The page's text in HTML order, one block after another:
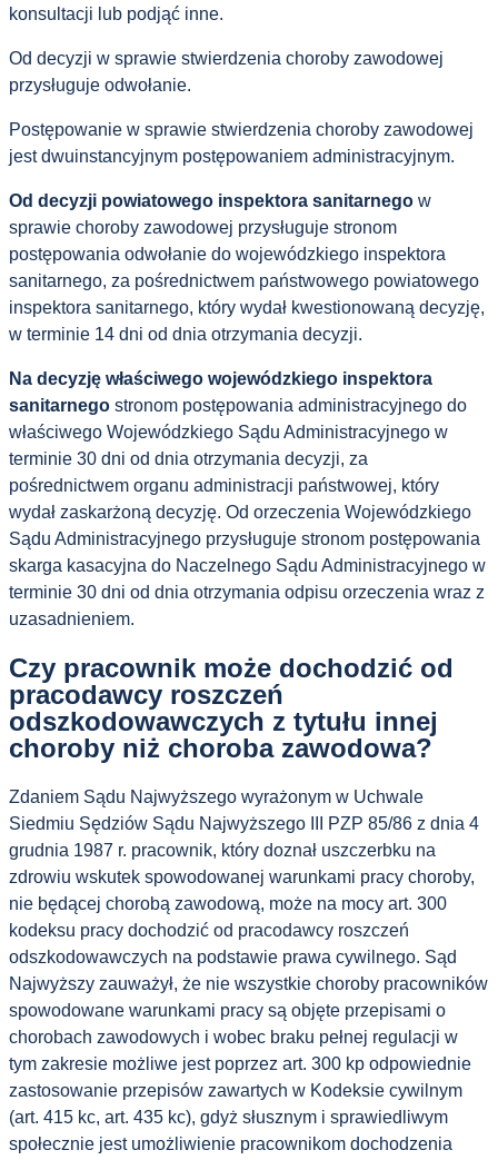
konsultacji lub podjąć inne.
Od decyzji w sprawie stwierdzenia choroby zawodowej
przysługuje odwołanie.
Postępowanie w sprawie stwierdzenia choroby zawodowej
jest dwuinstancyjnym postępowaniem administracyjnym.
Od decyzji powiatowego inspektora sanitarnego w
sprawie choroby zawodowej przysługuje stronom
postępowania odwołanie do wojewódzkiego inspektora
sanitarnego, za pośrednictwem państwowego powiatowego
inspektora sanitarnego, który wydał kwestionowaną decyzję,
w terminie 14 dni od dnia otrzymania decyzji.
Na decyzję właściwego wojewódzkiego inspektora
sanitarnego stronom postępowania administracyjnego do
właściwego Wojewódzkiego Sądu Administracyjnego w
terminie 30 dni od dnia otrzymania decyzji, za
pośrednictwem organu administracji państwowej, który
wydał zaskarżoną decyzję. Od orzeczenia Wojewódzkiego
Sądu Administracyjnego przysługuje stronom postępowania
skarga kasacyjna do Naczelnego Sądu Administracyjnego w
terminie 30 dni od dnia otrzymania odpisu orzeczenia wraz z
uzasadnieniem.
Czy pracownik może dochodzić od
pracodawcy roszczeń
odszkodowawczych z tytułu innej
choroby niż choroba zawodowa?
Zdaniem Sądu Najwyższego wyrażonym w Uchwale
Siedmiu Sędziów Sądu Najwyższego III PZP 85/86 z dnia 4
grudnia 1987 r. pracownik, który doznał uszczerbku na
zdrowiu wskutek spowodowanej warunkami pracy choroby,
nie będącej chorobą zawodową, może na mocy art. 300
kodeksu pracy dochodzić od pracodawcy roszczeń
odszkodowawczych na podstawie prawa cywilnego. Sąd
Najwyższy zauważył, że nie wszystkie choroby pracowników
spowodowane warunkami pracy są objęte przepisami o
chorobach zawodowych i wobec braku pełnej regulacji w
tym zakresie możliwe jest poprzez art. 300 kp odpowiednie
zastosowanie przepisów zawartych w Kodeksie cywilnym
(art. 415 kc, art. 435 kc), gdyż słusznym i sprawiedliwym
społecznie jest umożliwienie pracownikom dochodzenia